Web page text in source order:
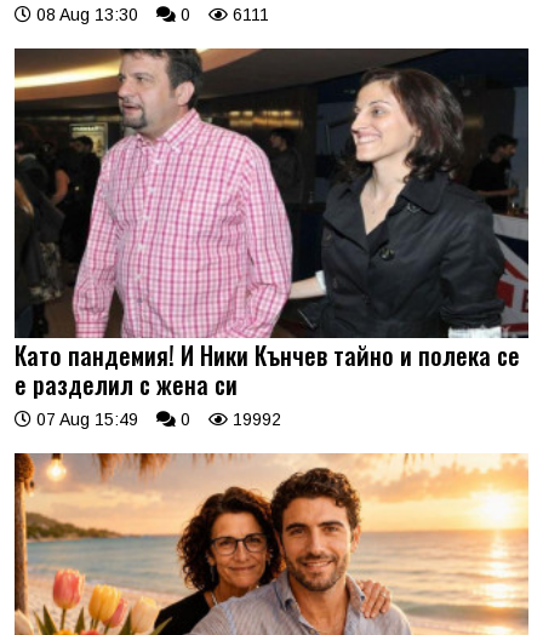
08 Aug 13:30 0 6111
Като пандемия! И Ники Кънчев тайно и полека се
е разделил с жена си
07 Aug 15:49 0 19992